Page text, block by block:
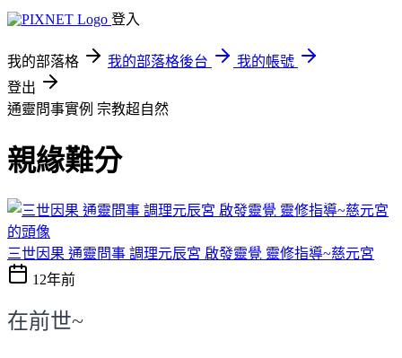
登入
我的部落格 我的部落格後台
我的帳號
登出
通靈問事實例 宗教超自然
親緣難分
三世因果 通靈問事 調理元辰宮 啟發靈覺 靈修指導~慈元宮
12年前
在前世~